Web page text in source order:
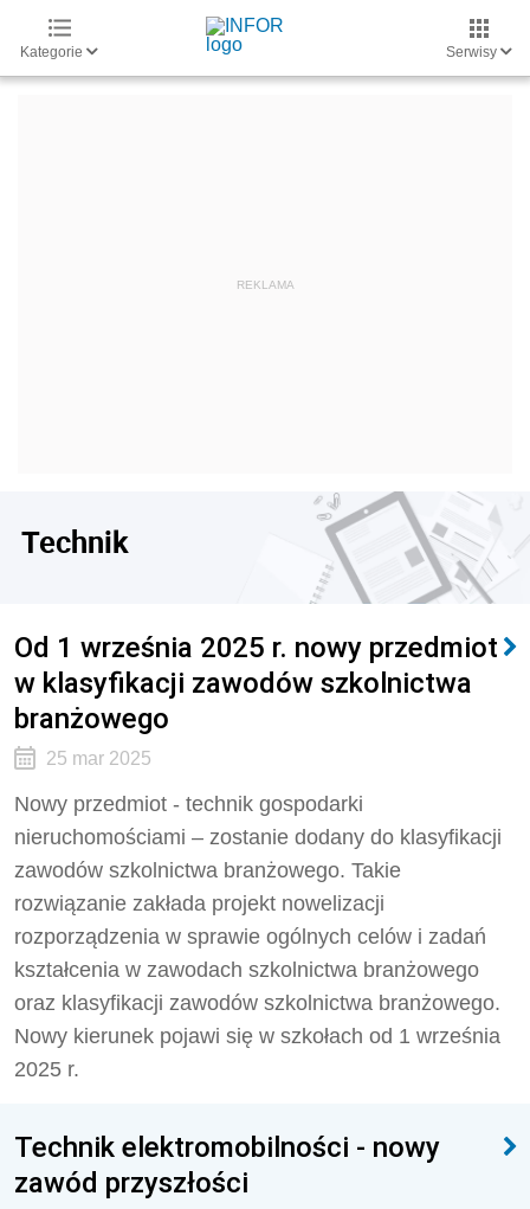
Kategorie Serwisy
Technik
Od 1 września 2025 r. nowy przedmiot
w klasyfikacji zawodów szkolnictwa
branżowego
25 mar 2025
Nowy przedmiot - technik gospodarki
nieruchomościami – zostanie dodany do klasyfikacji
zawodów szkolnictwa branżowego. Takie
rozwiązanie zakłada projekt nowelizacji
rozporządzenia w sprawie ogólnych celów i zadań
kształcenia w zawodach szkolnictwa branżowego
oraz klasyfikacji zawodów szkolnictwa branżowego.
Nowy kierunek pojawi się w szkołach od 1 września
2025 r.
Technik elektromobilności - nowy
zawód przyszłości